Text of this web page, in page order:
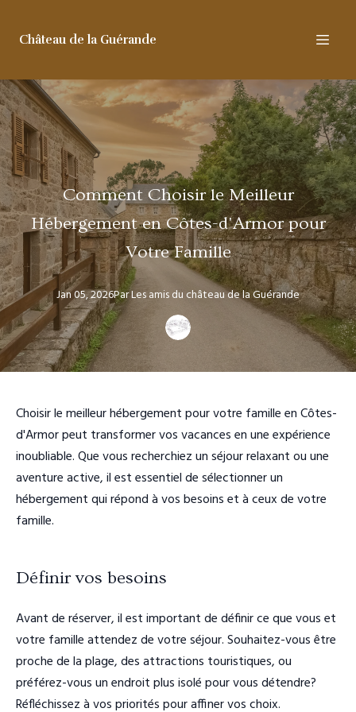
Château de la Guérande
Comment Choisir le Meilleur
Hébergement en Côtes-d'Armor pour
Votre Famille
Jan 05, 2026ParLes amisdu château de la Guérande
Choisir le meilleur hébergement pour votre famille en Côtes-
d'Armor peut transformer vos vacances en une expérience
inoubliable. Que vous recherchiez un séjour relaxant ou une
aventure active, il est essentiel de sélectionner un
hébergement qui répond à vos besoins et à ceux de votre
famille.
Définir vos besoins
Avant de réserver, il est important de définir ce que vous et
votre famille attendez de votre séjour. Souhaitez-vous être
proche de la plage, des attractions touristiques, ou
préférez-vous un endroit plus isolé pour vous détendre?
Réfléchissez à vos priorités pour affiner vos choix.